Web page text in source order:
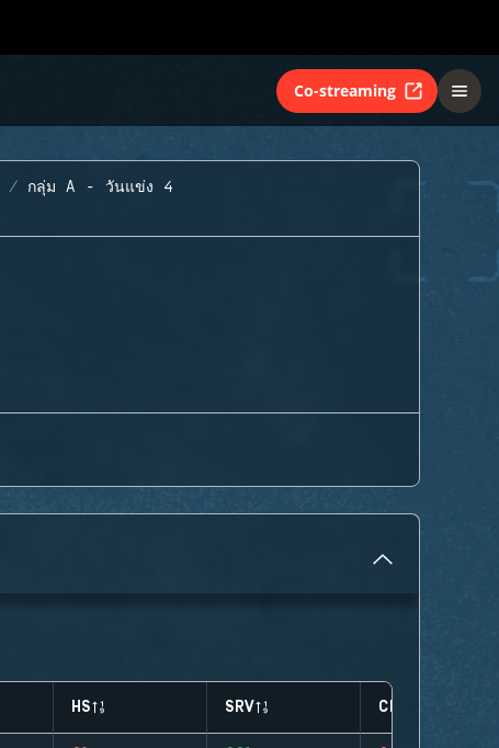
Co-streaming
กลุ่ม A - วันแข่ง 4
HS SRV CLUTCHES